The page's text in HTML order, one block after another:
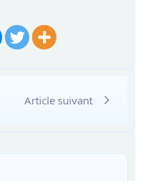
Article suivant